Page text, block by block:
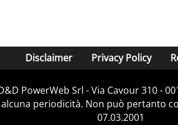
Disclaimer Privacy Policy
PowerWeb Srl - Via Cavour 310 -
periodicità. Non può pertanto
07.03.2001